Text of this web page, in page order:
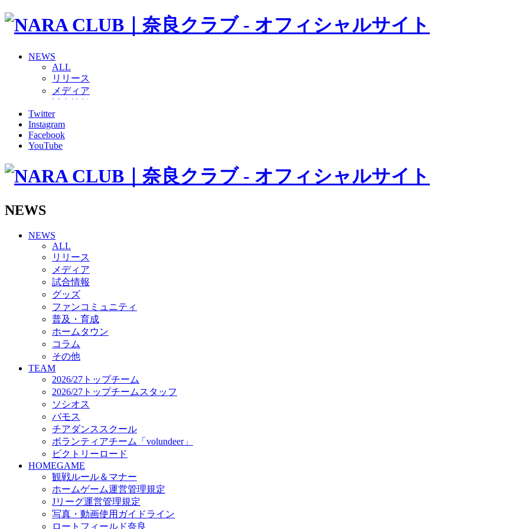
NEWS
ALL
リリース
メディア
グッズ
ファンコミュニティ
普及・育成
ホームタウン
その他
バモス
チアダンススクール
ボランティアチーム「volundeer」
ビクトリーロード
HOMEGAME
観戦ルール＆マナー
ホームゲーム運営管理規定
Jリーグ運営管理規定
写真・動画使用ガイドライン
ロートフィールド奈良
SCHEDULE
2026/27
練習見学時のファンサービスについて
TICKET
奈良クラブ明治安田J3リーグ2026/27シーズン試合観戦チケット
奈良クラブ明治安田Ｊ3リーグ 2026/27シーズン「鹿パス」
観戦ルール＆マナー
FANCOMMUNITY
2026/27ファンコミュニティ
サポートショップ
GOODS
オフィシャルストア（実店舗）
オンラインストア
ACADEMY
アカデミーについて
Twitter
Instagram
Facebook
YouTube
NEWS
NEWS
ALL
リリース
メディア
試合情報
グッズ
ファンコミュニティ
普及・育成
ホームタウン
コラム
その他
TEAM
2026/27トップチーム
2026/27トップチームスタッフ
ソシオス
バモス
チアダンススクール
ボランティアチーム「volundeer」
ビクトリーロード
HOMEGAME
観戦ルール＆マナー
ホームゲーム運営管理規定
Jリーグ運営管理規定
写真・動画使用ガイドライン
ロートフィールド奈良